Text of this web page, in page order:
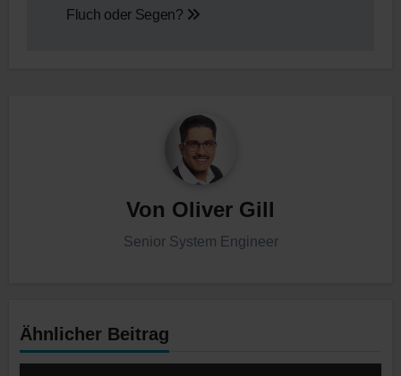
Fluch oder Segen?
Von Oliver Gill
Senior System Engineer
Ähnlicher Beitrag